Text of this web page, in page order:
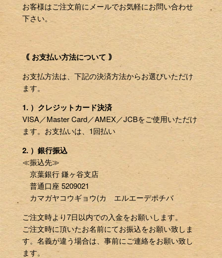
お客様はご注文前にメールでお気軽にお問い合わせ
下さい。
｟ お支払い方法について ｠
お支払方法は、下記の決済方法からお選びいただけ
ます。
1. ）クレジットカード決済
VISA／Master Card／AMEX／JCBをご使用いただけ
ます。お支払いは、1回払い
2. ）銀行振込
≪振込先≫
京葉銀行 鎌ヶ谷支店
普通口座 5209021
カマガヤコウギョウ(カ エルエーデポチバ
ご注文時より7日以内での入金をお願いします。
ご注文時に頂いたお名前にてお振込をお願い致しま
す。名義が違う場合は、事前にご連絡をお願い致し
ます。